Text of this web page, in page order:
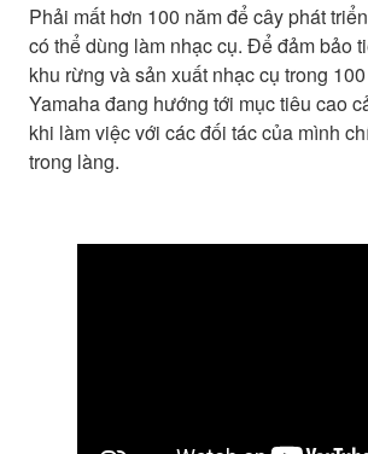
Phải mất hơn 100 năm để cây phát
có thể dùng làm nhạc cụ. Để đảm bảo
khu rừng và sản xuất nhạc cụ trong
Yamaha đang hướng tới mục tiêu cao
khi làm việc với các đối tác của mình
trong làng.